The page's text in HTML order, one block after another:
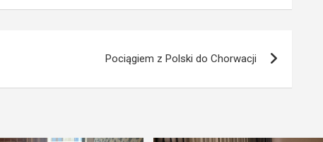
Pociągiem z Polski do Chorwacji